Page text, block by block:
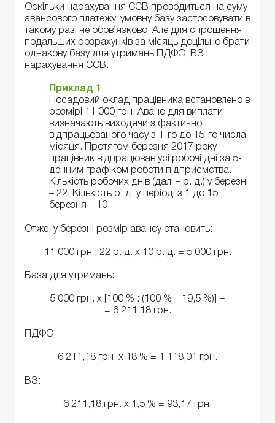
Оскільки нарахування ЄСВ проводиться на суму
авансового платежу, умовну базу застосовувати в
такому разі не обов’язково. Але для спрощення
подальших розрахунків за місяць доцільно брати
однакову базу для утримань ПДФО, ВЗ і
нарахування ЄСВ.
Приклад 1
Посадовий оклад працівника встановлено в
розмірі 11 000 грн. Аванс для виплати
визначають виходячи з фактично
відпрацьованого часу з 1-го до 15-го числа
місяця. Протягом березня 2017 року
працівник відпрацював усі робочі дні за 5-
денним графіком роботи підприємства.
Кількість робочих днів (далі – р. д.) у березні
– 22. Кількість р. д. у періоді з 1 до 15
березня – 10.
Отже, у березні розмір авансу становить:
11 000 грн : 22 р. д. х 10 р. д. = 5 000 грн.
База для утримань:
5 000 грн. х [100 % : (100 % – 19,5 %)] =
= 6 211,18 грн.
ПДФО:
6 211,18 грн. х 18 % = 1 118,01 грн.
ВЗ:
6 211,18 грн. х 1,5 % = 93,17 грн.